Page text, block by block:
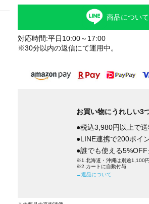
商品につい
対応時間:平日10:00～17:00
※30分以内の返信にて運用中。
お買い物にうれしい3
●税込3,980円以上で
●LINE連携で200ポイ
●誰でも使える
※1.北海道・沖縄は別途1,100
※2.カートに自動付与
→返品について